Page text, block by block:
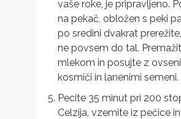
vaše roke, je pripravljeno.
na pekač, obložen s peki
po sredini dvakrat
ne povsem do tal.
mlekom in posujte z
kosmiči in lanenimi semeni.
Pecite 35 minut pri 200
Celzija, vzemite iz pečice